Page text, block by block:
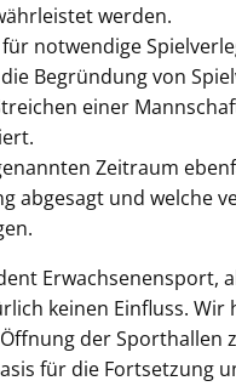
werden.
notwendige
Begründung von
einer
Zeitraum
abgesagt und welche
Erwachsenensport,
keinen Einfluss. Wir
der Sporthallen
für die Fortsetzung